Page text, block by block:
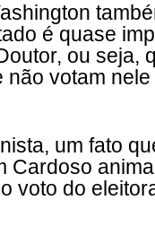
é quase
ou seja,
não votam
um fato
Cardoso
voto do